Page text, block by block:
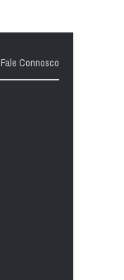
Fale Connosco